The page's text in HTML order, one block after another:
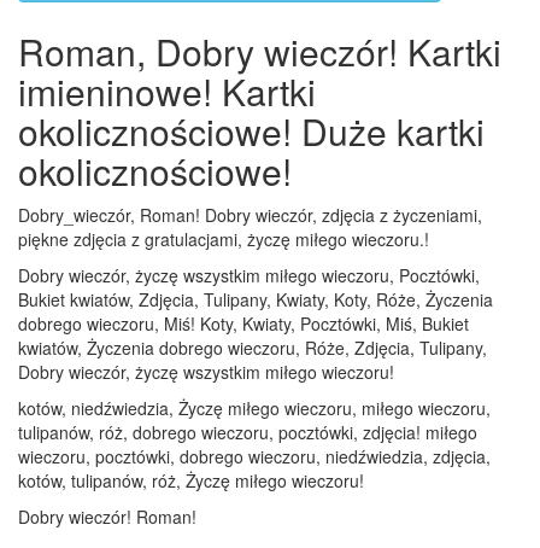
Roman, Dobry wieczór! Kartki
imieninowe! Kartki
okolicznościowe! Duże kartki
okolicznościowe!
Dobry_wieczór, Roman! Dobry wieczór, zdjęcia z życzeniami,
piękne zdjęcia z gratulacjami, życzę miłego wieczoru.!
Dobry wieczór, życzę wszystkim miłego wieczoru, Pocztówki,
Bukiet kwiatów, Zdjęcia, Tulipany, Kwiaty, Koty, Róże, Życzenia
dobrego wieczoru, Miś! Koty, Kwiaty, Pocztówki, Miś, Bukiet
kwiatów, Życzenia dobrego wieczoru, Róże, Zdjęcia, Tulipany,
Dobry wieczór, życzę wszystkim miłego wieczoru!
kotów, niedźwiedzia, Życzę miłego wieczoru, miłego wieczoru,
tulipanów, róż, dobrego wieczoru, pocztówki, zdjęcia! miłego
wieczoru, pocztówki, dobrego wieczoru, niedźwiedzia, zdjęcia,
kotów, tulipanów, róż, Życzę miłego wieczoru!
Dobry wieczór! Roman!